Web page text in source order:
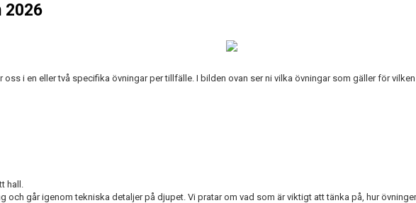
2026
oss i en eller två specifika övningarper tillfälle. I bilden ovan serni vilka övningar som gällerför vilken
hall.
och går igenom tekniska detaljerpå djupet. Vi pratar om vad som är viktigt att tänka på, hur